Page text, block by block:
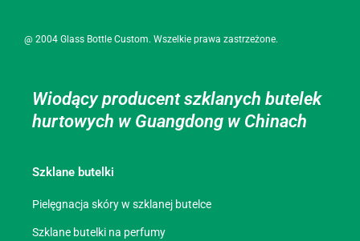
@ 2004 Glass Bottle Custom. Wszelkie prawa zastrzeżone.
Wiodący producent szklanych butelek
hurtowych w Guangdong w Chinach
Szklane butelki
Pielęgnacja skóry w szklanej butelce
Szklane butelki na perfumy